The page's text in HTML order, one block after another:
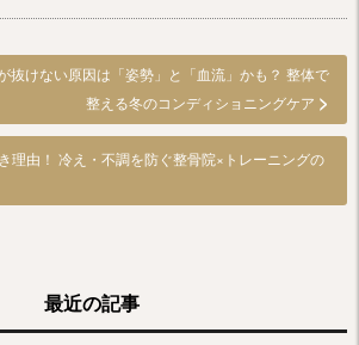
抜けない原因は「姿勢」と「血流」かも？ 整体で
整える冬のコンディショニングケア >
理由！ 冷え・不調を防ぐ整骨院×トレーニングの
最近の記事